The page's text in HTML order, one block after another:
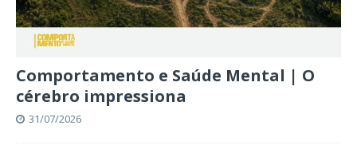
Comportamento e Saúde Mental | O
cérebro impressiona
31/07/2026